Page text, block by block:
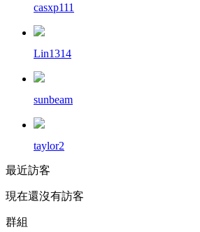
casxp111
Lin1314
sunbeam
taylor2
最近訪客
現在還沒有訪客
群組